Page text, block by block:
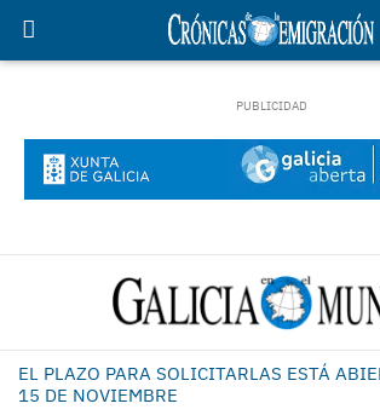
EL PLAZO PARA SOLICITARLAS ESTÁ
15 DE NOVIEMBRE